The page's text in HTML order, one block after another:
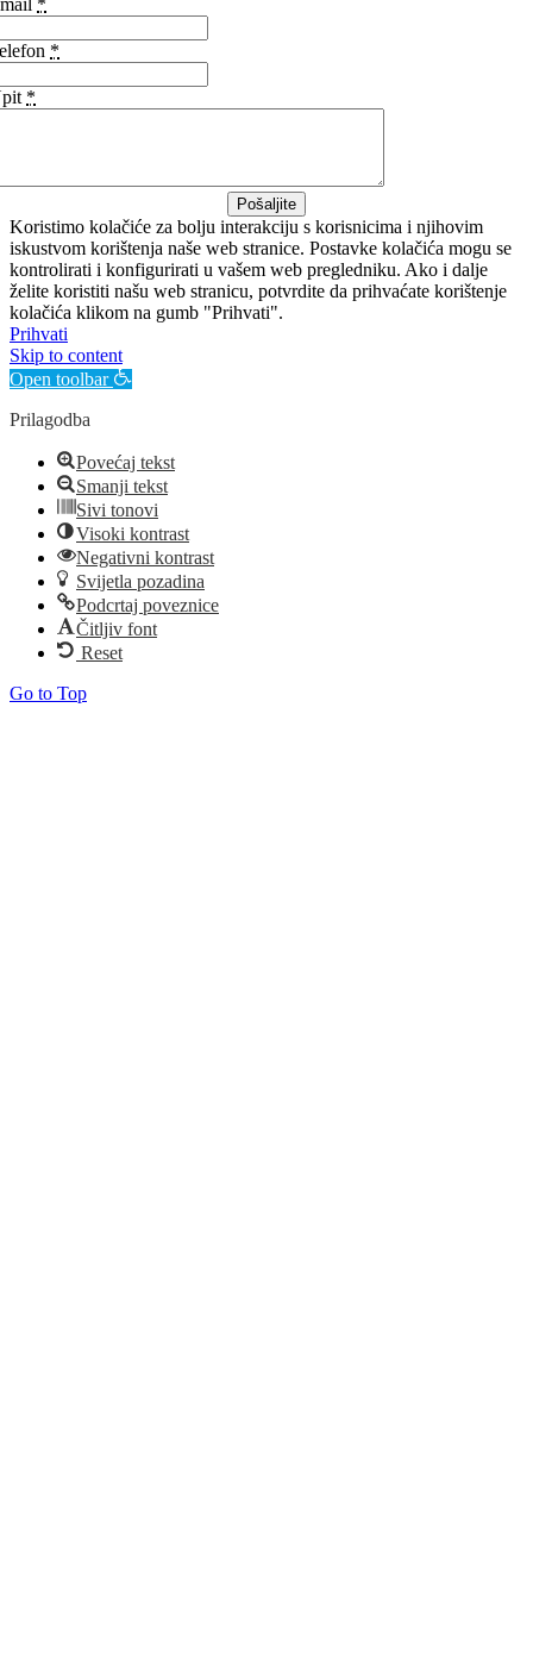
*
*
Pošaljite
Koristimo kolačiće za bolju interakciju s korisnicima i njihovim
iskustvom korištenja naše web stranice. Postavke kolačića mogu se
kontrolirati i konfigurirati u vašem web pregledniku. Ako i dalje
želite koristiti našu web stranicu, potvrdite da prihvaćate korištenje
kolačića klikom na gumb "Prihvati".
Prihvati
Skip to content
Open toolbar
Prilagodba
Povećaj tekst
Smanji tekst
Sivi tonovi
Visoki kontrast
Negativni kontrast
Svijetla pozadina
Podcrtaj poveznice
Čitljiv font
Reset
Go to Top